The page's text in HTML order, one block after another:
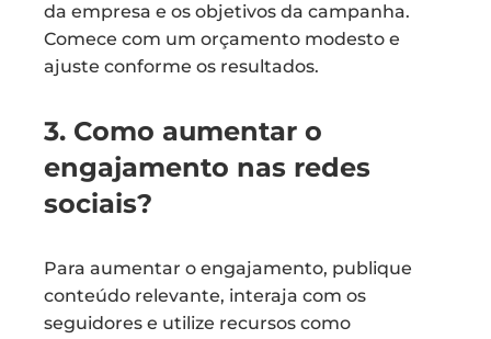
da empresa e os objetivos da campanha.
Comece com um orçamento modesto e
ajuste conforme os resultados.
3. Como aumentar o
engajamento nas redes
sociais?
Para aumentar o engajamento, publique
conteúdo relevante, interaja com os
seguidores e utilize recursos como